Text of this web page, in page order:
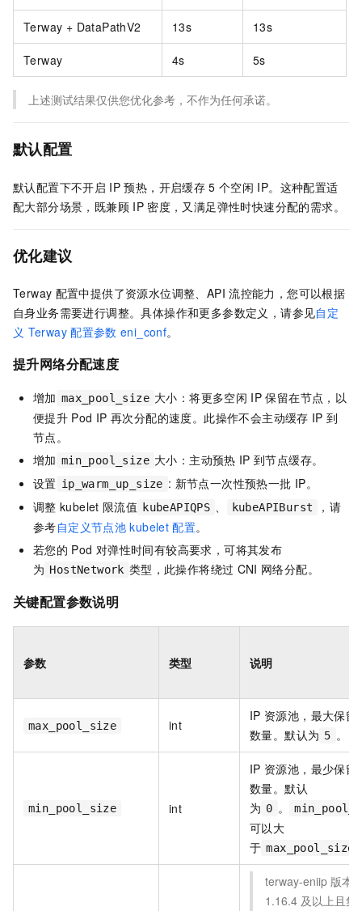
Terway + DataPathV2 13s 13s
Terway 4s 5s
上述测试结果仅供您优化参考，不作为任何承诺。
默认配置
默认配置下不开启 IP 预热，开启缓存 5 个空闲 IP。这种配置适
配大部分场景，既兼顾 IP 密度，又满足弹性时快速分配的需求。
优化建议
Terway 配置中提供了资源水位调整、API 流控能力，您可以根据
自身业务需要进行调整。具体操作和更多参数定义，请参见自定
义 Terway 配置参数 eni_conf。
提升网络分配速度
增加 max_pool_size 大小：将更多空闲 IP 保留在节点，以
便提升 Pod IP 再次分配的速度。此操作不会主动缓存 IP 到
节点。
增加 min_pool_size 大小：主动预热 IP 到节点缓存。
设置 ip_warm_up_size : 新节点一次性预热一批 IP。
调整 kubelet 限流值 kubeAPIQPS 、 kubeAPIBurst
，请
参考自定义节点池 kubelet 配置。
若您的 Pod 对弹性时间有较高要求，可将其发布
为 HostNetwork 类型，此操作将绕过 CNI 网络分配。
关键配置参数说明
参数 类型 说明
max_pool_size int
IP 资源池，最大保留
数量。默认为 5 。
min_pool_size int
IP 资源池，最少保留
数量。默认
为 0 。
可以大
于 max_pool_size
terway-eniip 版本
1.16.4 及以上且集